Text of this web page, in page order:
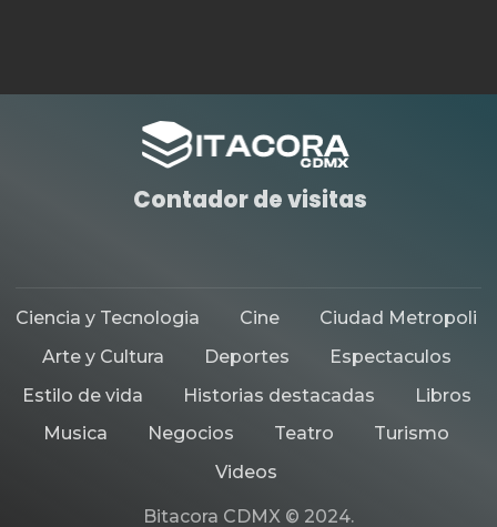
Contador de visitas
Ciencia y Tecnologia Cine
Ciudad Metropoli
Arte y Cultura
Deportes
Espectaculos
Estilo de vida
Historias destacadas
Libros
Musica
Negocios Teatro
Turismo
Videos
Bitacora CDMX © 2024.